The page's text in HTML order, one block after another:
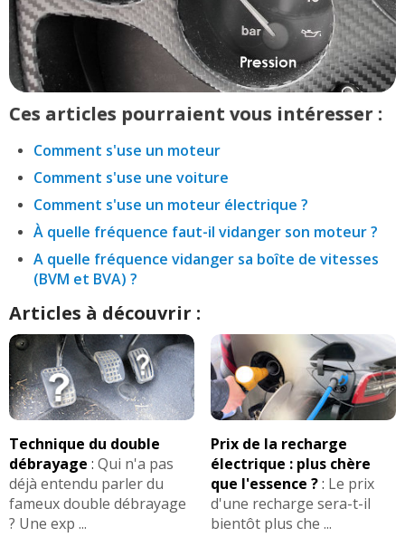
Ces articles pourraient vous intéresser :
Comment s'use un moteur
Comment s'use une voiture
Comment s'use un moteur électrique ?
À quelle fréquence faut-il vidanger son moteur ?
A quelle fréquence vidanger sa boîte de vitesses
(BVM et BVA) ?
Articles à découvrir :
Technique du double
débrayage : Qui n'a pas
déjà entendu parler du
fameux double débrayage
? Une exp ...
Prix de la recharge
électrique : plus chère
que l'essence ?: Le prix
d'une recharge sera-t-il
bientôt plus che ...